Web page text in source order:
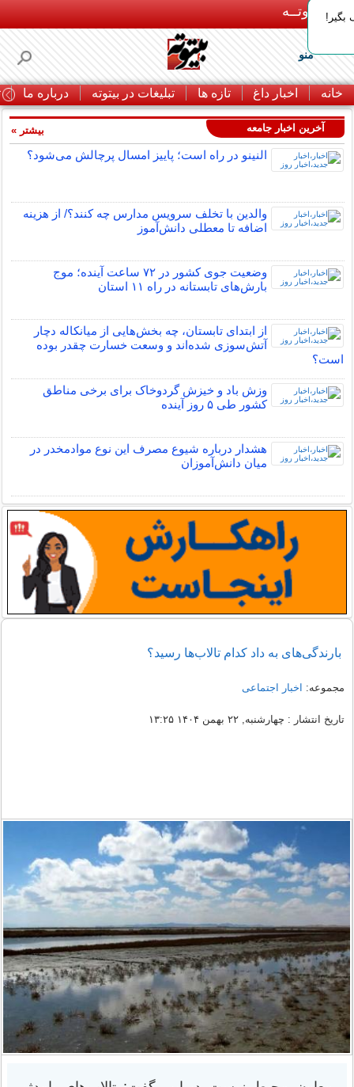
بـیتوتــه
منو
خانه اخبار داغ تازه ها تبلیغات در بیتوته درباره ما
آخرین اخبار جامعه
النینو در راه است؛ پاییز امسال پرچالش می‌شود؟
والدین با تخلف سرویس مدارس چه کنند؟/ از هزینه
اضافه تا معطلی دانش‌آموز
وضعیت جوی کشور در ۷۲ ساعت آینده؛ موج
بارش‌های تابستانه در راه ۱۱ استان
از ابتدای تابستان، چه بخش‌هایی از میانکاله دچار
آتش‌سوزی شده‌اند و وسعت خسارت چقدر بوده
است؟
وزش باد و خیزش گردوخاک برای برخی مناطق
کشور طی ۵ روز آینده
هشدار درباره شیوع مصرف این نوع موادمخدر در
میان دانش‌آموزان
بیشتر »
بارندگی‌های به داد کدام تالاب‌ها رسید؟
مجموعه: اخبار اجتماعی
تاریخ انتشار : چهارشنبه, ۲۲ بهمن ۱۴۰۴ ۱۳:۲۵